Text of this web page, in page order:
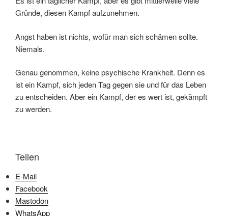
Gründe, diesen Kampf aufzunehmen.
Angst haben ist nichts, wofür man sich schämen sollte.
Niemals.
Genau genommen, keine psychische Krankheit. Denn es
ist ein Kampf, sich jeden Tag gegen sie und für das Leben
zu entscheiden. Aber ein Kampf, der es wert ist, gekämpft
zu werden.
Teilen
E-Mail
Facebook
Mastodon
WhatsApp